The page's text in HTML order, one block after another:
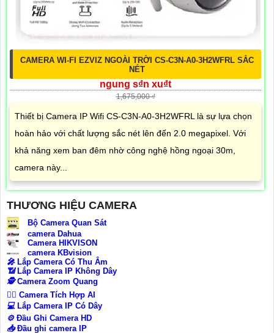
CAMERA WI-FI EZVIZ NGOÀI TRỜI CS-C3N-A0-3H2WFRL SẮC
NÉT
ngung s₫n xu₫t
1,675,000 ₫
Thiết bị Camera IP Wifi CS-C3N-A0-3H2WFRL là sự lựa chọn
hoàn hảo với chất lượng sắc nét lên đến 2.0 megapixel. Với
khả năng xem ban đêm nhờ công nghệ hồng ngoại 30m,
camera này...
THƯƠNG HIỆU CAMERA
Bộ Camera Quan Sát
camera Dahua
Camera HIKVISON
camera KBvision
️🎤️ Lắp Camera Có Thu Âm
📶 Lắp Camera IP Không Dây
🕵️Camera Zoom Quang
🧛‍♀️ Camera Tích Hợp AI
💻Lắp Camera IP Có Dây
⚙️Đầu Ghi Camera HD
📥Đầu ghi camera IP